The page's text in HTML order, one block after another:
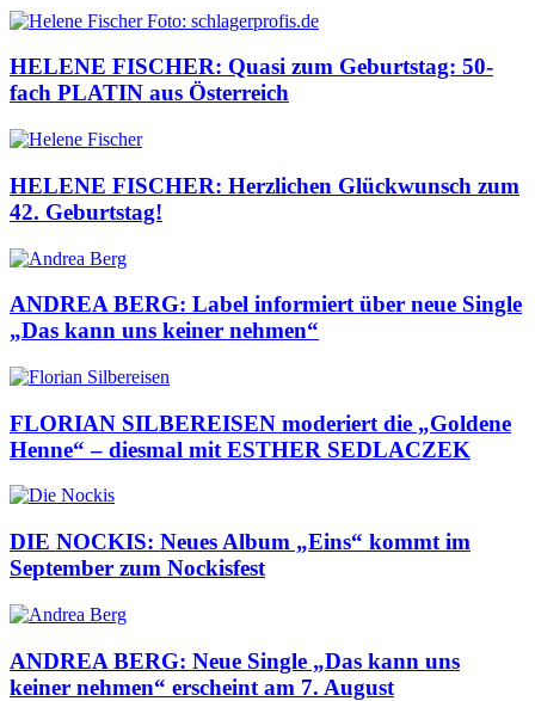
HELENE FISCHER: Quasi zum Geburtstag: 50-
fach PLATIN aus Österreich
HELENE FISCHER: Herzlichen Glückwunsch zum
42. Geburtstag!
ANDREA BERG: Label informiert über neue Single
„Das kann uns keiner nehmen“
FLORIAN SILBEREISEN moderiert die „Goldene
Henne“ – diesmal mit ESTHER SEDLACZEK
DIE NOCKIS: Neues Album „Eins“ kommt im
September zum Nockisfest
ANDREA BERG: Neue Single „Das kann uns
keiner nehmen“ erscheint am 7. August